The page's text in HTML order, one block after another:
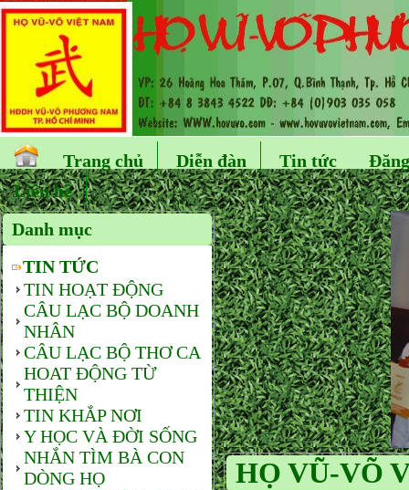
Trang chủ Diễn đàn Tin tức
Liên hệ
Danh mục
TIN TỨC
TIN HOẠT ĐỘNG
CÂU LẠC BỘ DOANH
NHÂN
CÂU LẠC BỘ THƠ CA
HOAT ĐỘNG TỪ
THIỆN
TIN KHẮP NƠI
Y HỌC VÀ ĐỜI SỐNG
NHẮN TÌM BÀ CON
DÒNG HỌ
HỌ VŨ-VÕ